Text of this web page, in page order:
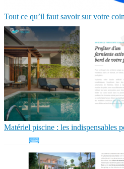
Tout ce qu’il faut savoir sur votre
Matériel piscine : les indispensables